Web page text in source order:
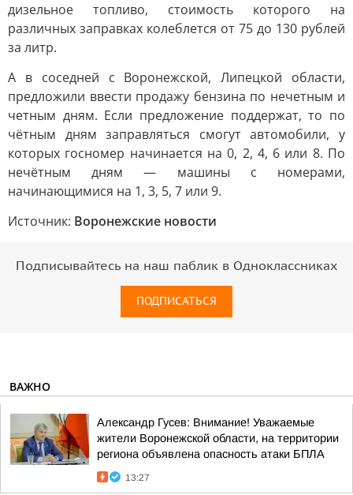
дизельное топливо, стоимость которого на
различных заправках колеблется от 75 до 130 рублей
за литр.
А в соседней с Воронежской, Липецкой области,
предложили ввести продажу бензина по нечетным и
четным дням. Если предложение поддержат, то по
чётным дням заправляться смогут автомобили, у
которых госномер начинается на 0, 2, 4, 6 или 8. По
нечётным дням — машины с номерами,
начинающимися на 1, 3, 5, 7 или 9.
Источник: Воронежские новости
Подписывайтесь на наш паблик в Одноклассниках
ПОДПИСАТЬСЯ
ВАЖНО
Александр Гусев: Внимание! Уважаемые
жители Воронежской области, на территории
региона объявлена опасность атаки БПЛА
13:27